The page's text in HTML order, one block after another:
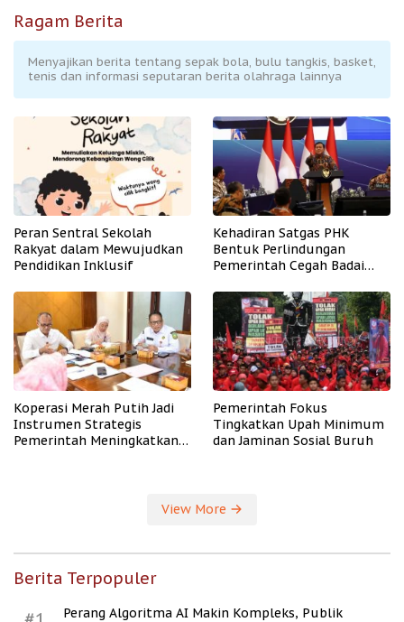
Ragam Berita
Menyajikan berita tentang sepak bola, bulu tangkis, basket,
tenis dan informasi seputaran berita olahraga lainnya
Peran Sentral Sekolah
Rakyat dalam Mewujudkan
Pendidikan Inklusif
Kehadiran Satgas PHK
Bentuk Perlindungan
Pemerintah Cegah Badai
Koperasi Merah Putih Jadi
Instrumen Strategis
Pemerintah Meningkatkan
Pemerintah Fokus
Tingkatkan Upah Minimum
dan Jaminan Sosial Buruh
View More
Berita Terpopuler
Perang Algoritma AI Makin Kompleks, Publik